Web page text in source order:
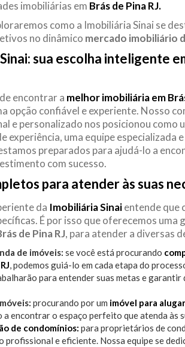
imobiliárias em Brás de Pina RJ.
como a Imobiliária Sinai se
no dinâmico mercado imobiliário
sua escolha inteligente
encontrar a melhor imobiliária em
opção confiável e experiente. Nosso
e personalizado nos posicionou como
experiência, uma equipe especializada
preparados para ajudá-lo a
com sucesso.
para atender às suas
da Imobiliária Sinaientende que
É por isso que oferecemos uma
de Pina RJ, para atender a diversas
de imóveis: se você está procurando
, podemos guiá-lo em cada etapa do
para entender suas metas e garantir
procurando por um imóvel para
a encontrar o espaço perfeito que atenda às
de condomínios: para proprietários de
profissional e eficiente. Nossa equipe se